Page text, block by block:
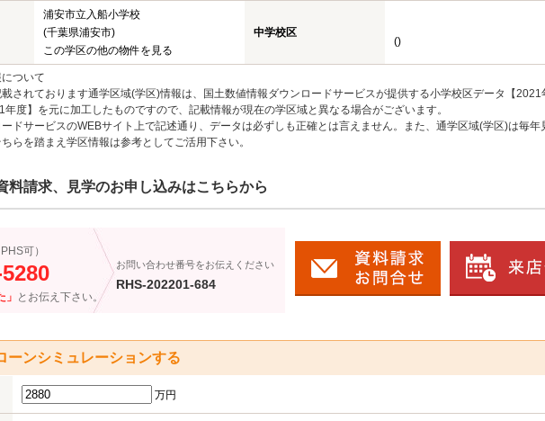
浦安市立入船小学校
(千葉県浦安市)
この学区の他の物件を見る
中学校区
()
ついて
されております通学区域(学区)情報は、国土数値情報ダウンロードサービスが提供する小学校区データ【2021
度】を元に加工したものですので、記載情報が現在の学区域と異なる場合がございます。
ドサービスのWEBサイト上で記述通り、データは必ずしも正確とは言えません。また、通学区域(学区)は毎年
らを踏まえ学区情報は参考としてご活用下さい。
料請求、見学のお申し込みはこちらから
可）
」 とお伝え下さい。
お問い合わせ番号をお伝えください
RHS-202201-684
ーンシミュレーションする
万円